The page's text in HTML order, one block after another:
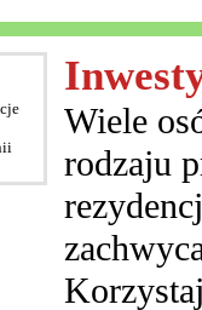
Wiele
rodzaju